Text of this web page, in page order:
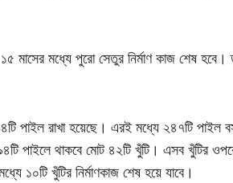
মাসের মধ্যে পুরো সেতুর নির্মাণ কাজ শেষ
পাইল রাখা হয়েছে। এরই মধ্যে ২৪৭টি পাইল
পাইলে থাকবে মোট ৪২টি খুঁটি। এসব খুঁটির
১০টি খুঁটির নির্মাণকাজ শেষ হয়ে যাবে।